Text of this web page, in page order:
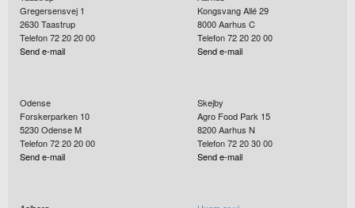
Gregersensvej 1
2630Taastrup
Telefon 72 20 20 00
Send e-mail
Kongsvang Allé 29
8000Aarhus C
Telefon 72 20 20 00
Send e-mail
Odense
Forskerparken 10
5230Odense M
Telefon 72 20 20 00
Send e-mail
Skejby
Agro Food Park 15
8200Aarhus N
Telefon 72 20 30 00
Send e-mail